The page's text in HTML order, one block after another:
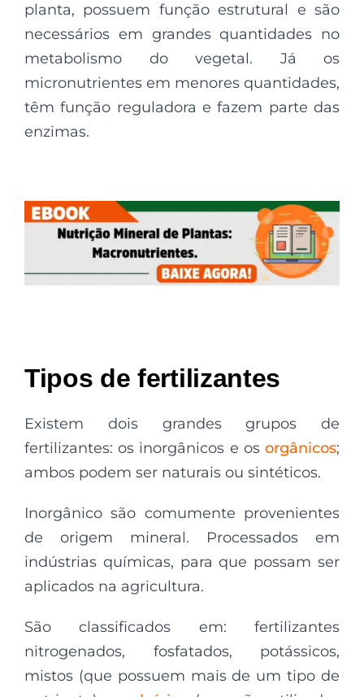
planta, possuem função estrutural e são
necessários em grandes quantidades no
metabolismo do vegetal. Já os
micronutrientes em menores quantidades,
têm função reguladora e fazem parte das
enzimas.
Tipos de fertilizantes
Existem dois grandes grupos de
fertilizantes: os inorgânicos e os orgânicos;
ambos podem ser naturais ou sintéticos.
Inorgânico são comumente provenientes
de origem mineral. Processados em
indústrias químicas, para que possam ser
aplicados na agricultura.
São classificados em: fertilizantes
nitrogenados, fosfatados, potássicos,
mistos (que possuem mais de um tipo de